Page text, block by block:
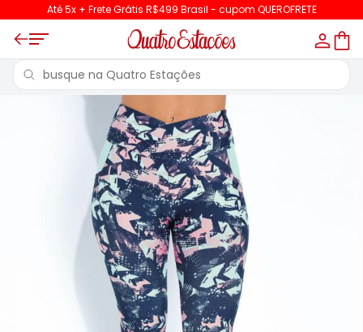
Até 5x + Frete Grátis R$499 Brasil - cupom QUEROFRETE